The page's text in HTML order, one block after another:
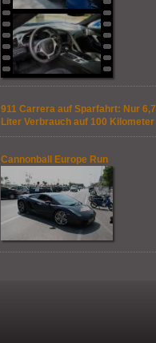
911 Carrera auf Sparfahrt: Nur 6,7
Liter Verbrauch auf 100 Kilometer
Cannonball Europe Run